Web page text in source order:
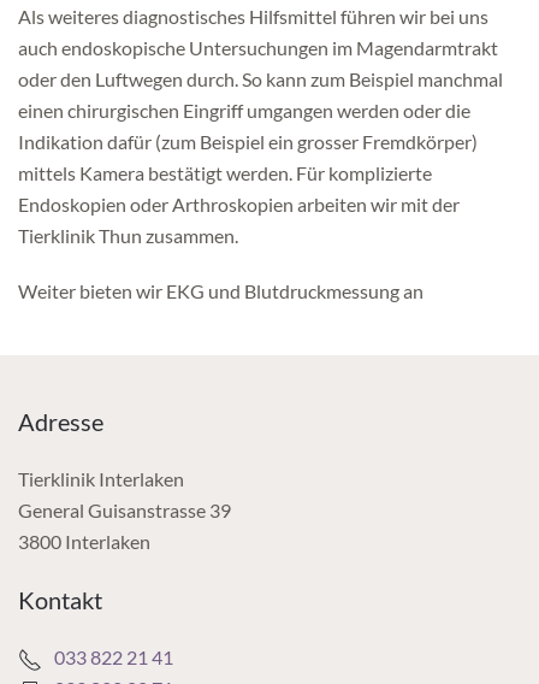
Als weiteres diagnostisches Hilfsmittel führen wir bei uns
auch endoskopische Untersuchungen im Magendarmtrakt
oder den Luftwegen durch. So kann zum Beispiel manchmal
einen chirurgischen Eingriff umgangen werden oder die
Indikation dafür (zum Beispiel ein grosser Fremdkörper)
mittels Kamera bestätigt werden. Für komplizierte
Endoskopien oder Arthroskopien arbeiten wir mit der
Tierklinik Thun zusammen.
Weiter bieten wir EKG und Blutdruckmessung an
Adresse
Tierklinik Interlaken
General Guisanstrasse 39
3800 Interlaken
Kontakt
033 822 21 41